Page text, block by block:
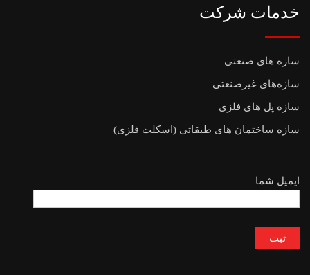
خدمات شرکت
سازه های صنعتی
سازه‌های غیرصنعتی
سازه پل های فلزی
سازه ساختمان های طبقاتی (اسکلت فلزی)
ایمیل شما